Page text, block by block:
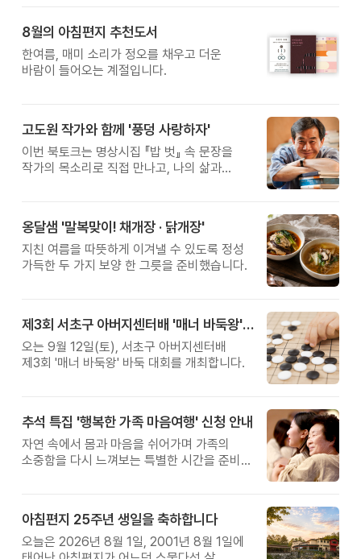
8월의 아침편지 추천도서
한여름, 매미 소리가 정오를 채우고 더운
바람이 들어오는 계절입니다.
고도원 작가와 함께 '풍덩 사랑하자'
이번 북토크는 명상시집 『밥 벗』 속 문장을
작가의 목소리로 직접 만나고, 나의 삶과
옹달샘 '말복맞이! 채개장 · 닭개장'
지친 여름을 따뜻하게 이겨낼 수 있도록 정성
가득한 두 가지 보양 한 그릇을 준비했습니다.
제3회 서초구 아버지센터배 '매너 바둑왕' 대회
오는 9월 12일(토), 서초구 아버지센터배
제3회 '매너 바둑왕' 바둑 대회를 개최합니다.
추석 특집 '행복한 가족 마음여행' 신청 안내
자연 속에서 몸과 마음을 쉬어가며 가족의
소중함을 다시 느껴보는 특별한 시간을 준비해
아침편지 25주년 생일을 축하합니다
오늘은 2026년 8월 1일, 2001년 8월 1일에